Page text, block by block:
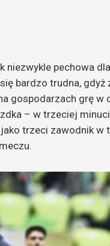
niezwykle pechowa
bardzo trudna, gdyż
gospodarzach grę w
– w trzeciej
trzeci zawodnik